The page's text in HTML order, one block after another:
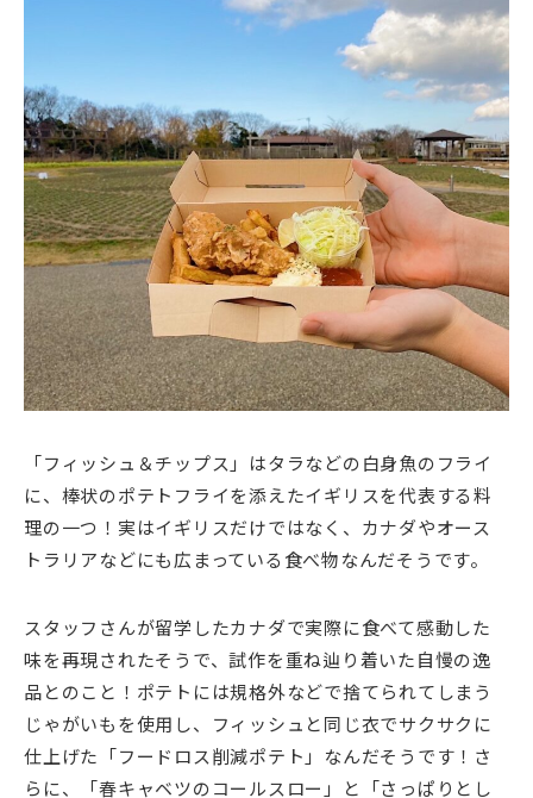
「フィッシュ＆チップス」はタラなどの白身魚のフライ
に、棒状のポテトフライを添えたイギリスを代表する料
理の一つ！実はイギリスだけではなく、カナダやオース
トラリアなどにも広まっている食べ物なんだそうです。
スタッフさんが留学したカナダで実際に食べて感動した
味を再現されたそうで、試作を重ね辿り着いた自慢の逸
品とのこと！ポテトには規格外などで捨てられてしまう
じゃがいもを使用し、フィッシュと同じ衣でサクサクに
仕上げた「フードロス削減ポテト」なんだそうです！さ
らに、「春キャベツのコールスロー」と「さっぱりとし